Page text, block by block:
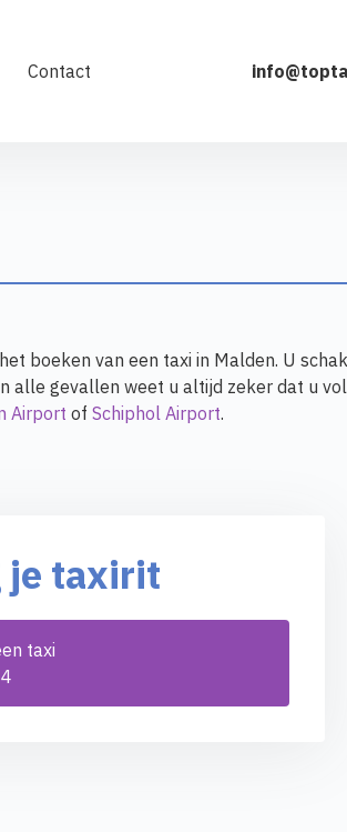
Contact
boeken van een taxi in Malden. U
alle gevallen weet u altijd zeker dat u
Airport of Schiphol Airport.
je taxirit
taxi